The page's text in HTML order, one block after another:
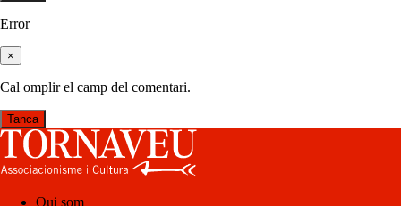
Error
×
Cal omplir el camp del comentari.
Tanca
Qui som